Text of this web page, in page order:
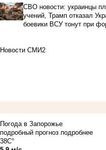
СВО новости: украинцы
учений, Трамп отказал
боевики ВСУ тонут при
Новости СМИ2
Погода в Запорожье
подробный прогноз подробнее
38C°